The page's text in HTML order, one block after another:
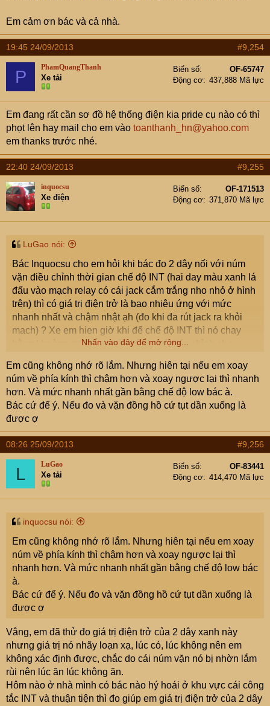
Em cảm ơn bác và cả nhà.
19:45 24/09/2013 #9,254
P PhamQuangThanh
Xe tải
Biển số
OF-65747
Động cơ
437,888 Mã lực
Em đang rất cần sơ đồ hệ thống điện kia pride cụ nào có thì
phọt lên hay mail cho em vào toanthanh_hn@yahoo.com
em thanks trước nhé.
22:40 24/09/2013 #9,255
inquocsu
Xe điện
Biển số
OF-171513
Động cơ
371,870 Mã lực
LuGao nói:
Bác Inquocsu cho em hỏi khi bác đo 2 dây nối với núm
vặn điều chỉnh thời gian chế độ INT (hai day màu xanh lá
đấu vào mạch relay có cái jack cắm trắng nho nhỏ ở hình
trên) thì có giá trị điện trở là bao nhiêu ứng với mức
nhanh nhất và chậm nhật ạh (đo khi đa rút jack ra khỏi
mach) ? Xe em hien giờ khi để chế độ INT thì nó chay
bằng khoảng mức Low và không thể điểu chỉnh cho
không đổi). Em muôn biết giá trị điện trở 2 dây xanh này
là bao nhiêu để đấu điện trở trực tiếp vào test thử vì đang
nghi ngờ núm văn nó bị lờn.
Em cảm ơn bác và cả nhà.
Nhấn vào đây để mở rộng...
Em cũng không nhớ rõ lắm. Nhưng hiên tại nếu em xoay
núm về phía kính thì chậm hơn và xoay ngược lại thì nhanh
hơn. Và mức nhanh nhất gần bằng chế độ low bác à.
Bác cứ để ý. Nếu đo và vặn đồng hồ cứ tụt dần xuống là
được ợ
08:26 25/09/2013 #9,256
L LuGao
Xe tải
Biển số
OF-83441
Động cơ
414,470 Mã lực
inquocsu nói:
Em cũng không nhớ rõ lắm. Nhưng hiên tại nếu em xoay
núm về phía kính thì chậm hơn và xoay ngược lại thì
nhanh hơn. Và mức nhanh nhất gần bằng chế độ low bác
à.
Bác cứ để ý. Nếu đo và vặn đồng hồ cứ tụt dần xuống là
được ợ
Vâng, em đã thử đo giá trị điện trở của 2 dây xanh này
nhưng giá trị nó nhãy loạn xạ, lúc có, lúc không nên em
không xác định được, chắc do cái núm vặn nó bị nhờn lắm
rùi nên lúc ăn lúc không ăn.
Hôm nào ở nhà mình có bác nào hý hoái ở khu vực cái công
tắc INT và thuận tiện thì đo giúp em giá trị điện trở của 2 dây